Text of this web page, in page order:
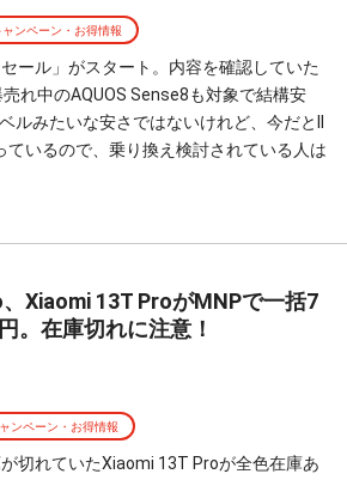
ンペーン・お得情報
ール」がスタート。内容を確認していた
れ中のAQUOS Sense8も対象で結構安
ルみたいな安さではないけれど、今だとII
いるので、乗り換え検討されている人は
Xiaomi 13T ProがMNPで一括7
。在庫切れに注意！
ンペーン・お得情報
切れていたXiaomi 13T Proが全色在庫あ